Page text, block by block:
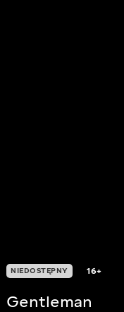
NIEDOSTĘPNY 16+
Gentleman